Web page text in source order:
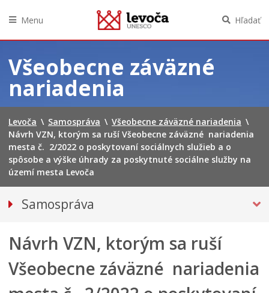
na
obsah
Menu Hľadať
Všeobecne záväzné
nariadenia
Levoča \ Samospráva \ Všeobecne záväzné nariadenia \
Návrh VZN, ktorým sa ruší Všeobecne záväzné nariadenia
mesta č. 2/2022 o poskytovaní sociálnych služieb a o
spôsobe a výške úhrady za poskytnuté sociálne služby na
území mesta Levoča
Samospráva
Hlavný kontrolór mesta
Mestské zastupiteľstvo
Návrh VZN, ktorým sa ruší
Všeobecne záväzné nariadenia